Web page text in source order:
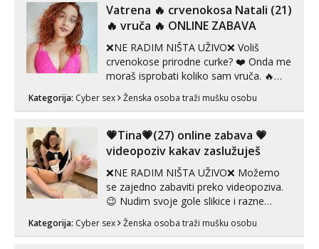
Vatrena ‎️‍🔥 crvenokosa Natali (21)
‎️‍🔥 vruča‎ ️‍🔥 ONLINE ZABAVA
❌NE RADIM NIŠTA UŽIVO❌ Voliš
crvenokose prirodne curke? ❤️ Onda me
moraš isprobati koliko sam vruča.‎ ️‍🔥
MLADA vražica koja ima 100%
prorodne grudi, 💦 Misli su mi uvijek
U mojoj raznolikoj ponudi možeš
pranaći nešto po svojoj mjeri. Sexi videa
s kolegica...
Kategorija: Cyber sex Ženska osoba traži mušku osobu
💗Tina💗(27) online zabava 💗
videopoziv kakav zaslužuješ
❌NE RADIM NIŠTA UŽIVO❌ Možemo
se zajedno zabaviti preko videopoziva.
😉 Nudim svoje gole slikice i razne
videouradke. 🤩 Za online zabavu pošalji
poruku na Whatsapp, Telegram ili Viber.
Kategorija: Cyber sex Ženska osoba traži mušku osobu